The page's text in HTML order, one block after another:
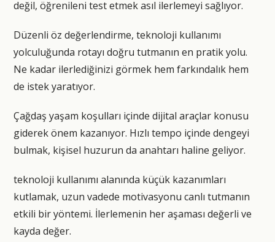
değil, öğrenileni test etmek asıl ilerlemeyi sağlıyor.
Düzenli öz değerlendirme, teknoloji kullanımı
yolculuğunda rotayı doğru tutmanın en pratik yolu.
Ne kadar ilerlediğinizi görmek hem farkındalık hem
de istek yaratıyor.
Çağdaş yaşam koşulları içinde dijital araçlar konusu
giderek önem kazanıyor. Hızlı tempo içinde dengeyi
bulmak, kişisel huzurun da anahtarı haline geliyor.
teknoloji kullanımı alanında küçük kazanımları
kutlamak, uzun vadede motivasyonu canlı tutmanın
etkili bir yöntemi. İlerlemenin her aşaması değerli ve
kayda değer.